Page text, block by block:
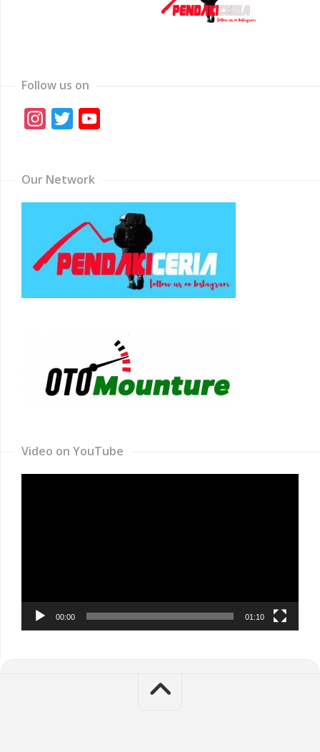
Follow us on
Instagram
Twitter
Our Network
Video on YouTube
00:00 01:10